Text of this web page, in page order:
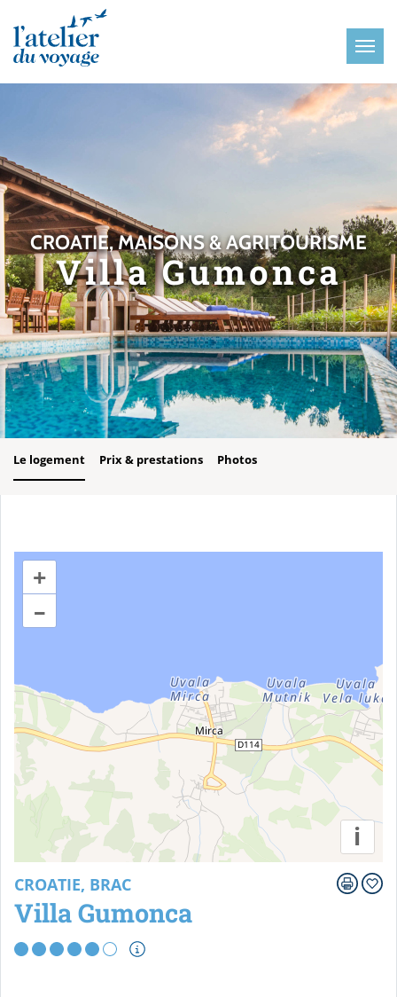
CROATIE, MAISONS & AGRITOURISME
Villa Gumonca
Le logement Prix & prestations Photos
CROATIE, BRAC
Villa Gumonca
+
–
i
Panneau de gestion des cookies